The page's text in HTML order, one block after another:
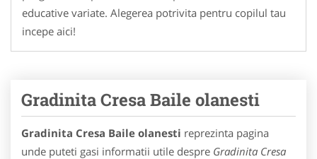
educative variate. Alegerea potrivita pentru copilul tau
incepe aici!
Gradinita Cresa Baile olanesti
Gradinita Cresa Baile olanesti reprezinta pagina
unde puteti gasi informatii utile despre Gradinita Cresa